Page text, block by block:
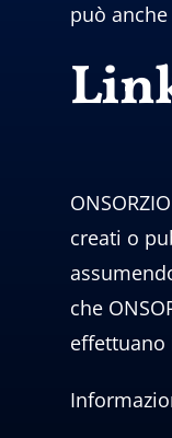
può
creati o
che
effettuano